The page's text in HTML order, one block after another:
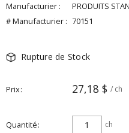
Manufacturier :
PRODUITS
# Manufacturier : 70151
Rupture de Stock
Prix 27,18 $ / ch
Quantité ch